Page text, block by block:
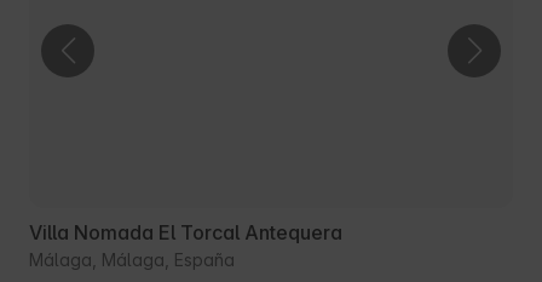
Villa Nomada El Torcal Antequera
Málaga, Málaga, España